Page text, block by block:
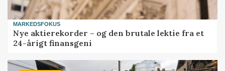
MARKEDSFOKUS
Nye aktierekorder – og den brutale lektie fra et
24-årigt finansgeni